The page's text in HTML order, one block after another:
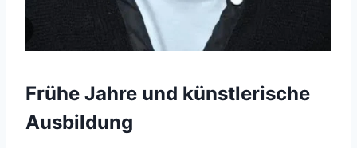
Frühe Jahre und künstlerische
Ausbildung